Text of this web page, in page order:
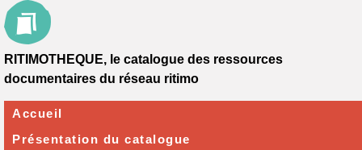
RITIMOTHEQUE, le catalogue des ressources
documentaires du réseau ritimo
Accueil
Présentation du catalogue